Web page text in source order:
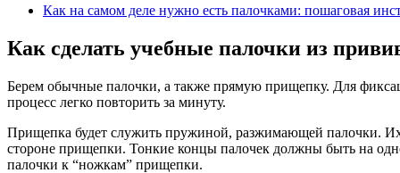
Как на самом деле нужно есть палочками: пошаговая
Как сделать учебные палочки из
Берем обычные палочки, а также прямую прищепку. Для
процесс легко повторить за минуту.
Прищепка будет служить пружиной, разжимающей палочки.
стороне прищепки. Тонкие концы палочек должны быть на
палочки к “ножкам” прищепки.